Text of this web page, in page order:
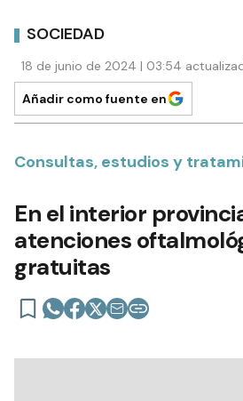
SOCIEDAD
18 de junio de 2024 | 03:54
Añadir como fuente en
Consultas, estudios y
En el interior
atenciones
gratuitas